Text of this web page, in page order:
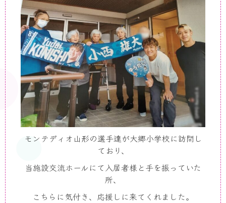
モンテディオ山形の選手達が大郷小学校に訪問し
ており、
当施設交流ホールにて入居者様と手を振っていた
所、
こちらに気付き、応援しに来てくれました。